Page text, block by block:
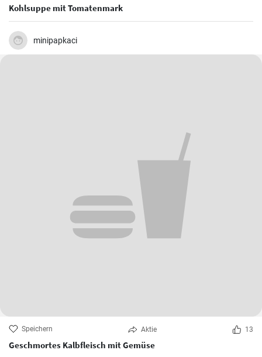
Kohlsuppe mit Tomatenmark
minipapkaci
Speichern Aktie 13
Geschmortes Kalbfleisch mit Gemüse